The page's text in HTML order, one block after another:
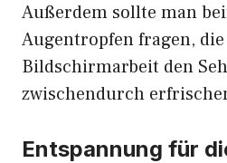
Außerdem sollte man
Augentropfen fragen,
Bildschirmarbeit den
zwischendurch
Entspannung für